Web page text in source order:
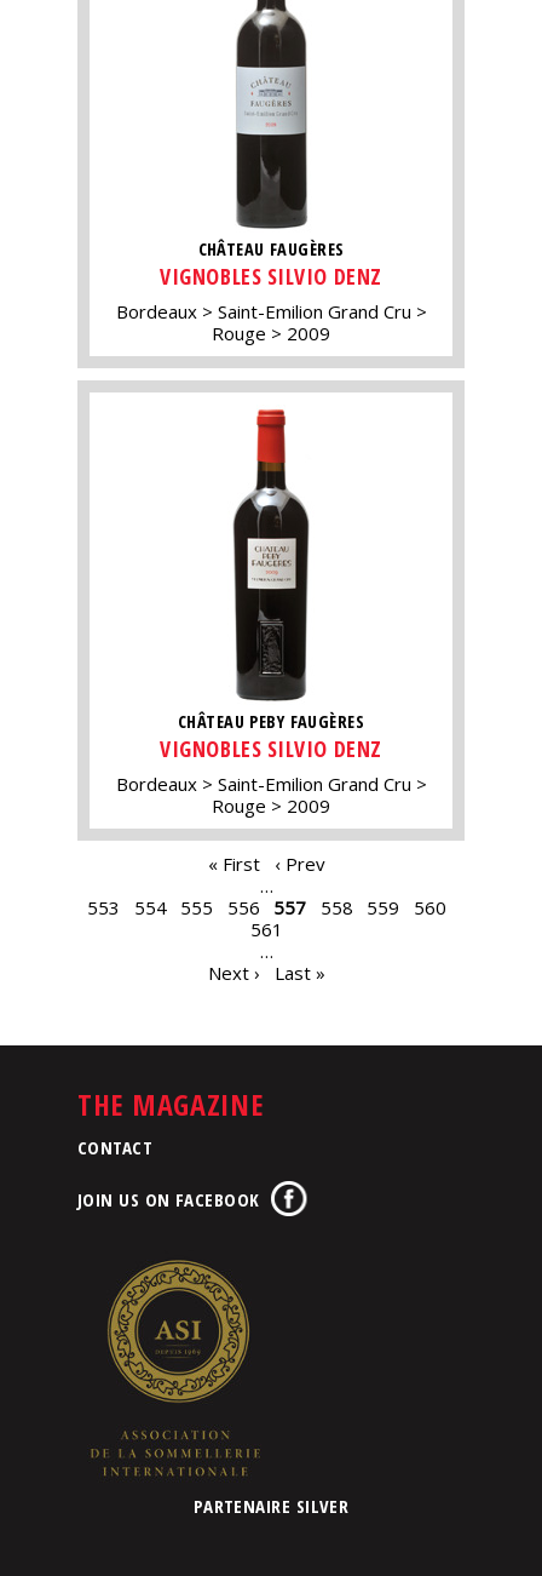
CHÂTEAU FAUGÈRES
VIGNOBLES SILVIO DENZ
Bordeaux
Saint-Emilion Grand Cru
Rouge
2009
CHÂTEAU PEBY FAUGÈRES
VIGNOBLES SILVIO DENZ
Bordeaux
Saint-Emilion Grand Cru
Rouge
2009
« First
‹ Prev
…
553
554 555 556 557 558 559
560
561
…
Next ›
Last »
THE MAGAZINE
CONTACT
JOIN US ON FACEBOOK
PARTENAIRE SILVER